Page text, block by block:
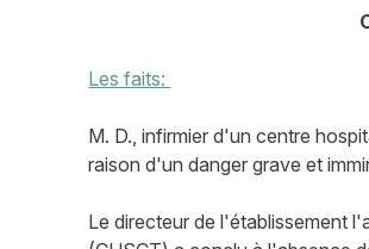
Les faits:
M. D., infirmier d'un centre
raison d'un danger grave et
Le directeur de l'établissement